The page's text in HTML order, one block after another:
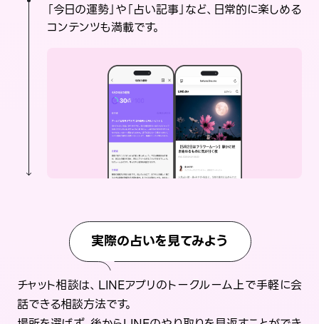
「今日の運勢」や「占い記事」など、日常的に楽しめる
コンテンツも満載です。
実際の占いを見てみよう
チャット相談は、LINEアプリのトークルーム上で手軽に会
話できる相談方法です。